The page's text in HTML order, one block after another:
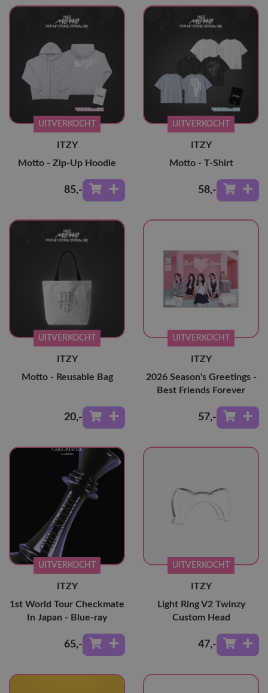
UITVERKOCHT
ITZY
Motto - Zip-Up Hoodie
85,-
UITVERKOCHT
ITZY
Motto - T-Shirt
58,-
UITVERKOCHT
ITZY
Motto - Reusable Bag
20,-
UITVERKOCHT
ITZY
2026 Season's Greetings -
Best Friends Forever
57,-
UITVERKOCHT
ITZY
1st World Tour Checkmate
In Japan - Blue-ray
65,-
UITVERKOCHT
ITZY
Light Ring V2 Twinzy
Custom Head
47,-